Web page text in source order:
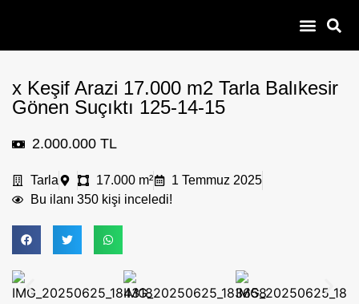
x Keşif Arazi 17.000 m2 Tarla Balıkesir
Gönen Suçıktı 125-14-15
2.000.000 TL
Tarla 17.000 m²
1 Temmuz 2025
Bu ilanı 350 kişi inceledi!